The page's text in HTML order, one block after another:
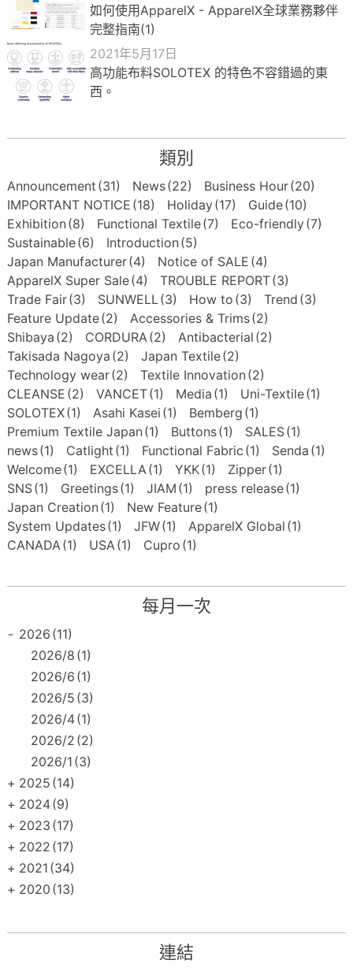
如何使用ApparelX - ApparelX全球業務夥伴
完整指南(1)
2021年5月17日
高功能布料SOLOTEX 的特色不容錯過的東
西。
類別
Announcement (31) News(22) Business Hour(20)
IMPORTANT NOTICE (18) Holiday(17) Guide(10)
Exhibition (8) Functional Textile(7) Eco-friendly(7)
Sustainable(6) Introduction (5)
Japan Manufacturer(4) Notice of SALE (4)
ApparelX Super Sale(4) TROUBLE REPORT(3)
Trade Fair(3) SUNWELL (3) How to (3) Trend (3)
Feature Update(2) Accessories & Trims(2)
Shibaya (2) CORDURA (2) Antibacterial (2)
Takisada Nagoya (2) Japan Textile(2)
Technology wear(2) Textile Innovation (2)
CLEANSE (2) VANCET(1) Media (1) Uni-Textile(1)
SOLOTEX(1) Asahi Kasei (1) Bemberg (1)
Premium Textile Japan (1) Buttons(1) SALES(1)
news(1) Catlight (1) Functional Fabric (1) Senda (1)
Welcome(1) EXCELLA (1) YKK(1) Zipper(1)
SNS(1) Greetings(1) JIAM (1) press release(1)
Japan Creation (1) New Feature(1)
System Updates(1) JFW(1) ApparelX Global (1)
CANADA (1) USA (1) Cupro (1)
每月一次
- 2026 (11)
2026/8 (1)
2026/6 (1)
2026/5 (3)
2026/4(1)
2026/2 (2)
2026/1 (3)
+ 2025 (14)
+ 2024(9)
+ 2023 (17)
+ 2022 (17)
+ 2021 (34)
+ 2020 (13)
連結